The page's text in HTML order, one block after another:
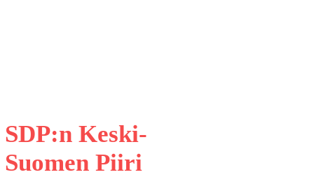
SDP:n Keski-
Suomen Piiri